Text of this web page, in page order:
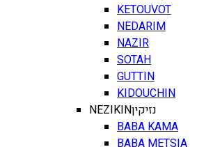
KETOUVOT
NEDARIM
NAZIR
SOTAH
GUTTIN
KIDOUCHIN
NEZIKINנזיקין
BABA KAMA